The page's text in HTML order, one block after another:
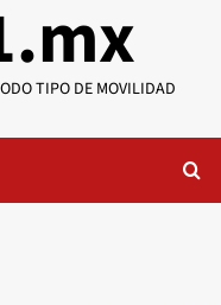
TIPO DE MOVILIDAD